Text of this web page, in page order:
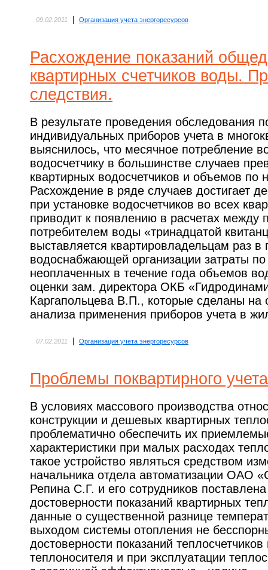
09.02.2011 Организация учета энергоресурсов
Расхождение показаний
квартирных счетчиков воды.
следствия.
В результате проведения обследования
индивидуальных приборов учета в
выяснилось, что месячное потребление
водосчетчику в большинстве случаев
квартирных водосчетчиков и объемов по
Расхождение в ряде случаев достигает
при установке водосчетчиков во всех
приводит к появлению в расчетах между
потребителем воды «тринадцатой
выставляется квартировладельцам раз в
водоснабжающей организации затраты
неоплаченных в течение года объемов
оценки зам. директора ОКБ
Каргапольцева В.П., которые сделаны на
анализа применения приборов учета в
07.02.2011 Организация учета энергоресурсов
Проблемы поквартирного
В условиях массового производства
конструкции и дешевых квартирных
проблематично обеспечить их
характеристики при малых расходах
такое устройство являться средством
начальника отдела автоматизации ОАО
Репина С.Г. и его сотрудников
достоверности показаний квартирных
данные о существенной разнице
выходом системы отопления не
достоверности показаний
теплоносителя и при эксплуатации